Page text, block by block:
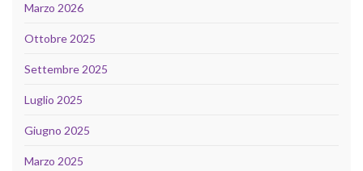
Marzo 2026
Ottobre 2025
Settembre 2025
Luglio 2025
Giugno 2025
Marzo 2025